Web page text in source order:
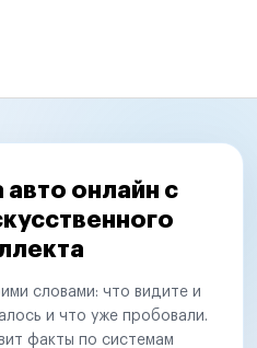
авто онлайн с
словами: что видите и
и что уже пробовали.
факты по системам